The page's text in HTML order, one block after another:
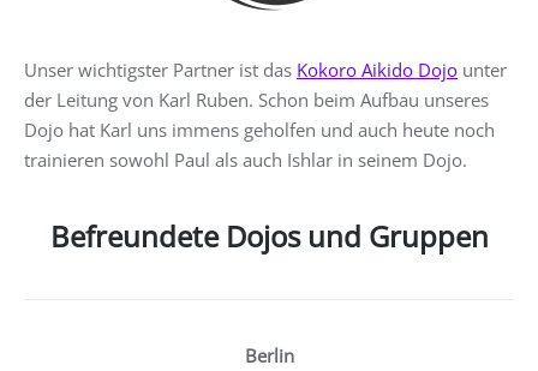
Unser wichtigster Partner ist das Kokoro Aikido Dojo unter
der Leitung von Karl Ruben. Schon beim Aufbau unseres
Dojo hat Karl uns immens geholfen und auch heute noch
trainieren sowohl Paul als auch Ishlar in seinem Dojo.
Befreundete Dojos und Gruppen
Berlin